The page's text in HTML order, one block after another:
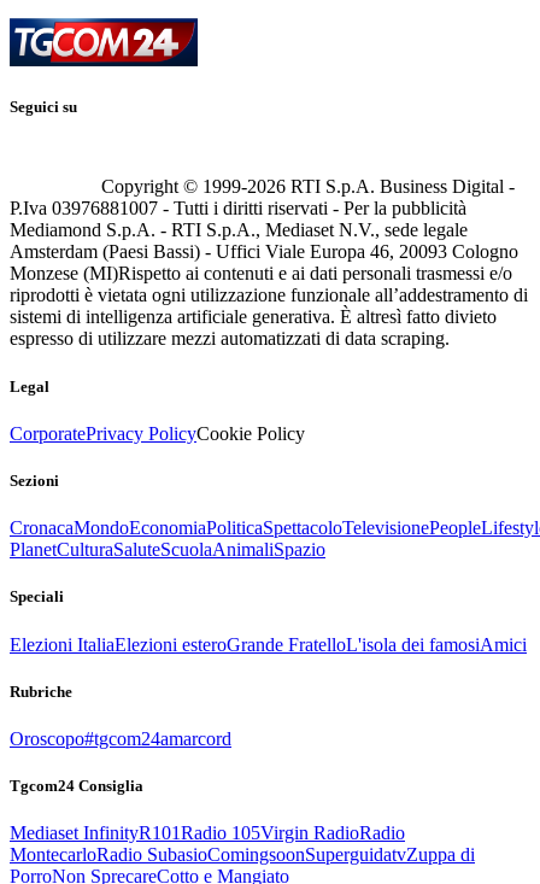
Seguici su
Copyright © 1999-2026 RTI S.p.A. Business Digital -
P.Iva 03976881007 - Tutti i diritti riservati - Per la pubblicità
Mediamond S.p.A. - RTI S.p.A., Mediaset N.V., sede legale
Amsterdam (Paesi Bassi) - Uffici Viale Europa 46, 20093 Cologno
Monzese (MI)Rispetto ai contenuti e ai dati personali trasmessi e/o
riprodotti è vietata ogni utilizzazione funzionale all’addestramento di
sistemi di intelligenza artificiale generativa. È altresì fatto divieto
espresso di utilizzare mezzi automatizzati di data scraping.
Legal
CorporatePrivacy PolicyCookie Policy
Sezioni
CronacaMondoEconomiaPoliticaSpettacoloTelevisionePeople
PlanetCulturaSaluteScuolaAnimaliSpazio
Speciali
Elezioni ItaliaElezioni esteroGrande FratelloL'isola dei famosiAmici
Rubriche
Oroscopo#tgcom24amarcord
Tgcom24 Consiglia
Mediaset InfinityR101Radio 105Virgin RadioRadio
MontecarloRadio SubasioComingsoonSuperguidatvZuppa di
PorroNon SprecareCotto e Mangiato